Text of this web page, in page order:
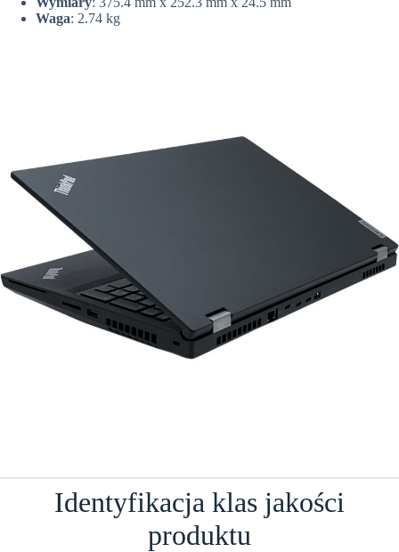
Waga: 2.74 kg
Identyfikacja klas jakości
produktu